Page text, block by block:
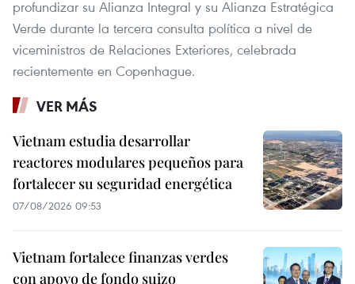
profundizar su Alianza Integral y su Alianza Estratégica
Verde durante la tercera consulta política a nivel de
viceministros de Relaciones Exteriores, celebrada
recientemente en Copenhague.
VER MÁS
Vietnam estudia desarrollar
reactores modulares pequeños para
fortalecer su seguridad energética
07/08/2026 09:53
Vietnam fortalece finanzas verdes
con apoyo de fondo suizo